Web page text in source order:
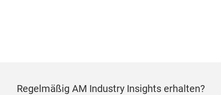
Regelmäßig AM Industry Insights erhalten?